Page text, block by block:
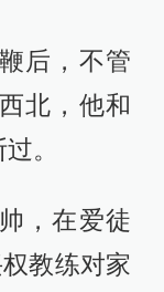
后，不管
北，他和
。
，在爱徒
教练对家